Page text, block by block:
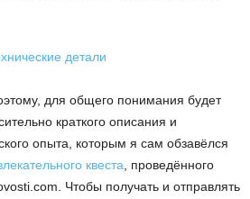
детали
для общего понимания будет
краткого описания и
опыта, которым я сам обзавёлся
квеста , проведённого
Чтобы получать и отправлять